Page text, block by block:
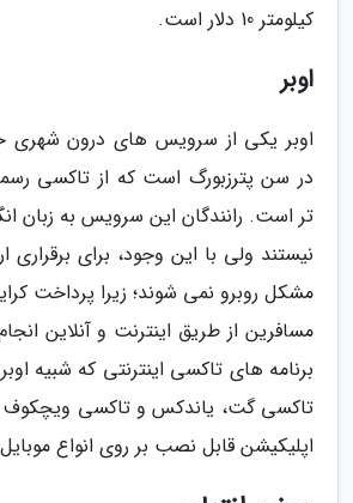
کیلومتر 10 دلار است.
اوبر
اوبر یکی از سرویس های درون شهری
در سن پترزبورگ است که از تاکسی
تر است. رانندگان این سرویس به زبان
نیستند ولی با این وجود، برای برقراری
مشکل روبرو نمی شوند؛ زیرا پرداخت
مسافرین از طریق اینترنت و آنلاین
برنامه های تاکسی اینترنتی که شبیه
تاکسی گت، یاندکس و تاکسی ویچکوف
اپلیکیشن قابل نصب بر روی انواع